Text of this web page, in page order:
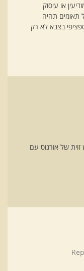
או עיסוק
תאומים תהיה
בצבא לא רק
של אורנוס עם